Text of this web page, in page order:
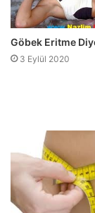
Göbek Eritme
3 Eylül 2020